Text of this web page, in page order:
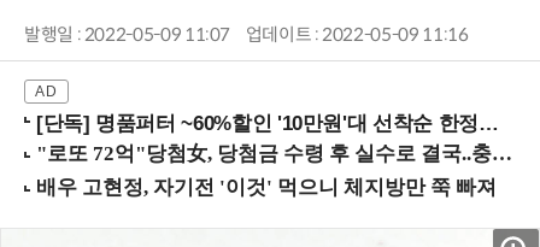
발행일 : 2022-05-09 11:07 업데이트 : 2022-05-09 11:16
[단독] 명품퍼터 ~60%할인 '10만원'대 선착순 한정판매!